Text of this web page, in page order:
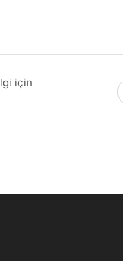
için